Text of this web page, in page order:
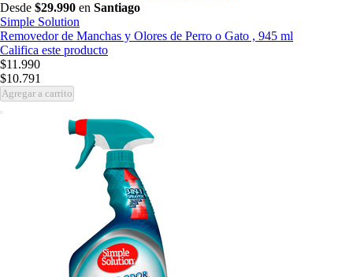
Desde $29.990 en Santiago
Simple Solution
Removedor de Manchas y Olores de Perro o Gato , 945 ml
Califica este producto
$11.990
$10.791
Agregar a carrito